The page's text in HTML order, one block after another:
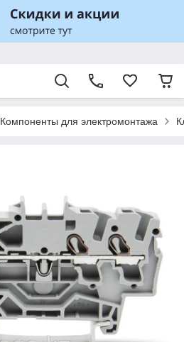
Компоненты для электромонтажа